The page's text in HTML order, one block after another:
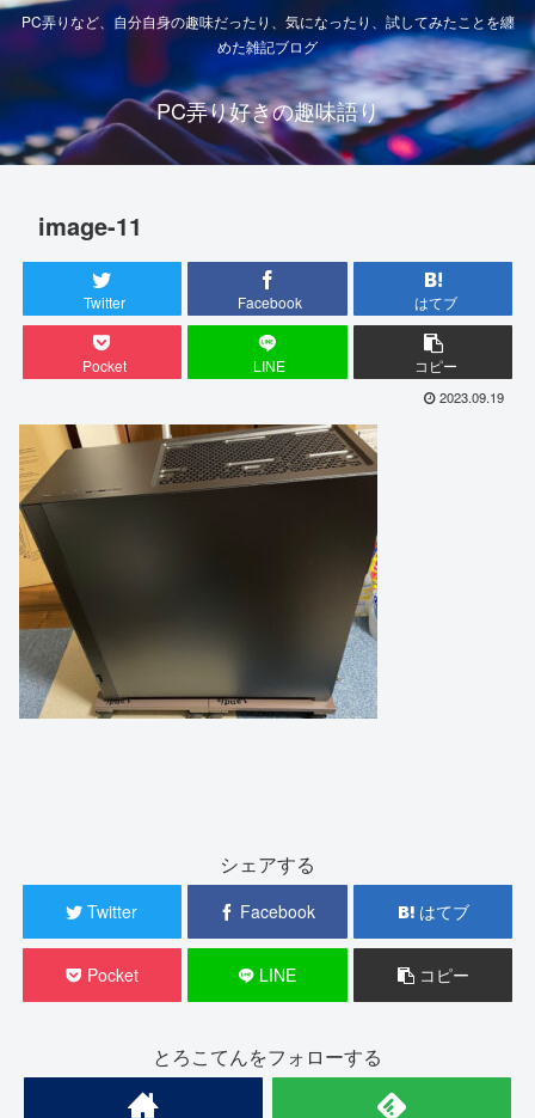
PC弄りなど、自分自身の趣味だったり、気になったり、試してみたことを纏
めた雑記ブログ
PC弄り好きの趣味語り
image-11
Twitter Facebook はてブ
Pocket LINE コピー
2023.09.19
シェアする
Twitter Facebook はてブ
Pocket LINE コピー
とろこてんをフォローする